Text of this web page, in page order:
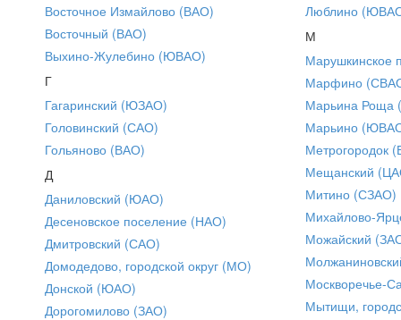
Восточное Измайлово (ВАО)
Восточный (ВАО)
Выхино-Жулебино (ЮВАО)
Г
Гагаринский (ЮЗАО)
Головинский (САО)
Гольяново (ВАО)
Д
Даниловский (ЮАО)
Десеновское поселение (НАО)
Дмитровский (САО)
Домодедово, городской округ (МО)
Донской (ЮАО)
Дорогомилово (ЗАО)
Люблино
М
Марушкинское
Марфино
Марьина Роща
Марьино
Метрогородок
Мещанский
Митино (СЗАО)
Михайлово-
Можайский
Москворечье-
Мытищи,